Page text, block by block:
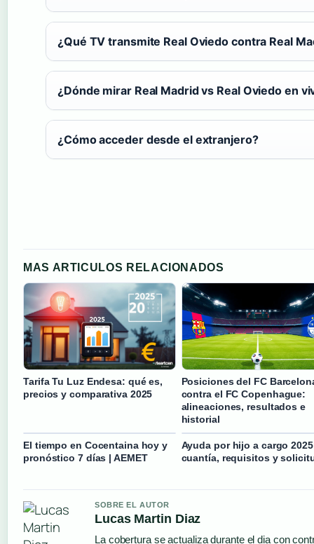
¿Qué TV transmite Real Oviedo contra Real
¿Dónde mirar Real Madrid vs Real Oviedo en
¿Cómo acceder desde el extranjero?
MAS ARTICULOS RELACIONADOS
Tarifa Tu Luz Endesa: qué es,
precios y comparativa 2025
Posiciones del FC
contra el FC Copenhague:
alineaciones, resultados e
historial
El tiempo en Cocentaina hoy y
pronóstico 7 días | AEMET
Ayuda por hijo a cargo
cuantía, requisitos y
SOBRE EL AUTOR
Lucas Martin Diaz
La cobertura se actualiza durante el dia con